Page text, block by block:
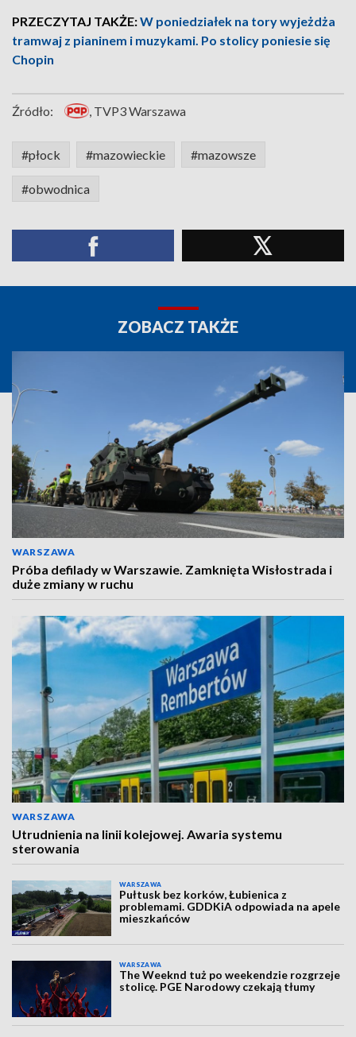
PRZECZYTAJ TAKŻE:W poniedziałek na tory wyjeżdża
tramwaj z pianinem i muzykami. Po stolicy poniesie się
Chopin
Źródło: , TVP3 Warszawa
#płock #mazowieckie #mazowsze
#obwodnica
ZOBACZ TAKŻE
WARSZAWA
Próba defilady w Warszawie. Zamknięta Wisłostrada i
duże zmiany w ruchu
WARSZAWA
Utrudnienia na linii kolejowej. Awaria systemu
sterowania
WARSZAWA
Pułtusk bez korków, Łubienica z
problemami. GDDKiA odpowiada na apele
mieszkańców
WARSZAWA
The Weeknd tuż po weekendzie rozgrzeje
stolicę. PGE Narodowy czekają tłumy